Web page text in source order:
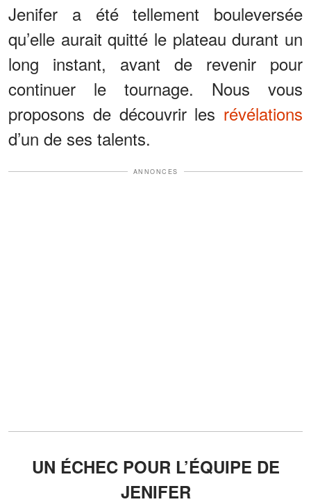
Jenifer a été tellement bouleversée
qu’elle aurait quitté le plateau durant un
long instant, avant de revenir pour
continuer le tournage. Nous vous
proposons de découvrir les révélations
d’un de ses talents.
ANNONCES
UN ÉCHEC POUR L’ÉQUIPE DE
JENIFER